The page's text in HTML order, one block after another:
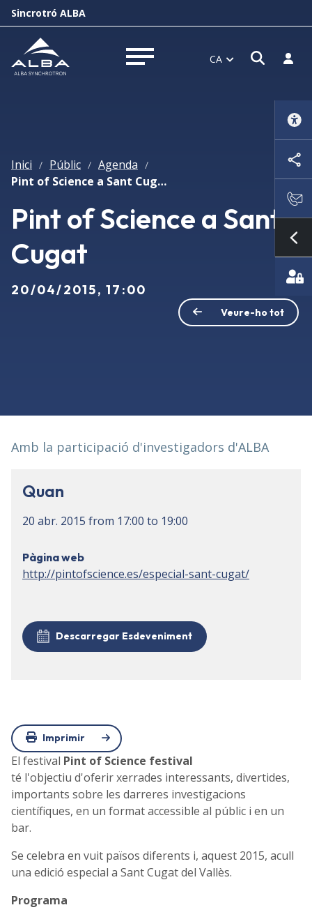
Sincrotró ALBA
Obrir menú CA Obrir
Inici / Públic / Agenda /
Pint of Science a Sant Cugat
Pint of Science a Sant
Cugat
20/04/2015, 17:00
Veure-ho tot
Amb la participació d'investigadors d'ALBA
Quan
20 abr. 2015 from 17:00 to 19:00
Pàgina web
http://pintofscience.es/especial-sant-cugat/
Descarregar Esdeveniment
Imprimir
El festival Pint of Science festival
té l'objectiu d'oferir xerrades interessants, divertides,
importants sobre les darreres investigacions
científiques, en un format accessible al públic i en un
bar.
Se celebra en vuit països diferents i, aquest 2015, acull
una edició especial a Sant Cugat del Vallès.
Programa